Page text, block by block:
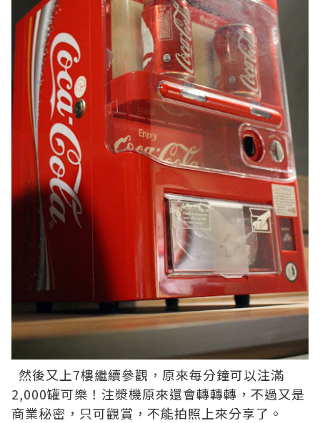
然後又上7樓繼續參觀，原來每分鐘可以注滿
2,000罐可樂！注漿機原來還會轉轉轉，不過又是
商業秘密，只可觀賞，不能拍照上來分享了。